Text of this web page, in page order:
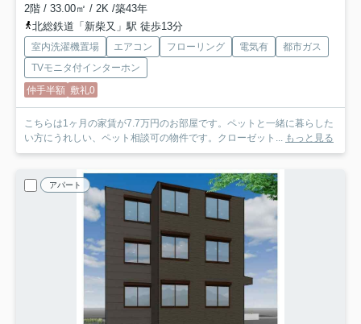
2階 / 33.00㎡ / 2K /築43年
北総鉄道「新柴又」駅 徒歩13分
室内洗濯機置場 エアコン フローリング 電気有
都市ガス
TVモニタ付インターホン
仲手半額 敷礼0
こちらは1ヶ月の家賃が7.7万円のお部屋です。ペットと一緒に暮らした
い方にうれしい、ペット相談可の物件です。クローゼット... もっと見る
アパート